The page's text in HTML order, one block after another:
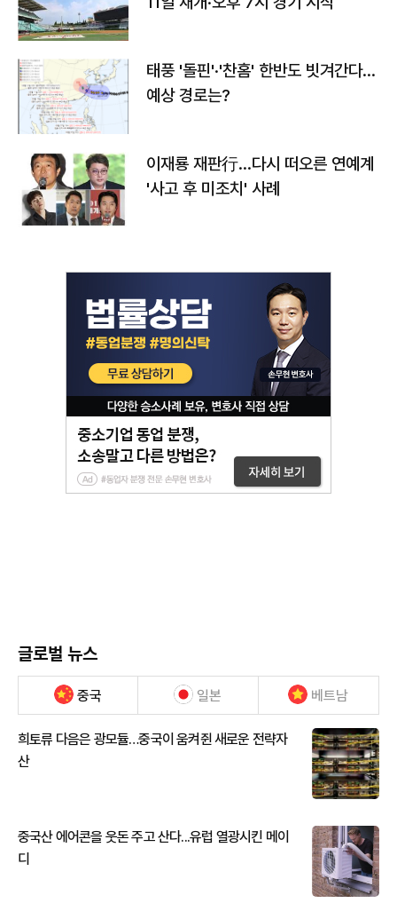
태풍 '돌핀'·'찬홈' 한반도 빗겨간다…
예상 경로는?
이재룡 재판行…다시 떠오른 연예계
'사고 후 미조치' 사례
글로벌 뉴스
중국 일본 베트남
희토류 다음은 광모듈…중국이 움켜쥔 새로운 전략자
산
중국산 에어콘을 웃돈 주고 산다...유럽 열광시킨 메이
디